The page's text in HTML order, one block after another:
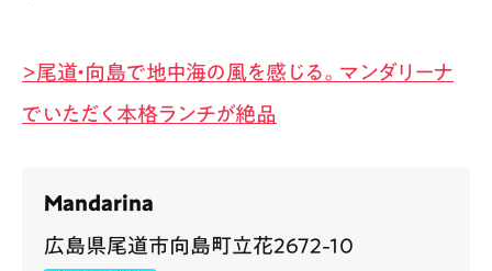
>尾道・向島で地中海の風を感じる。マンダリーナ
でいただく本格ランチが絶品
Mandarina
広島県尾道市向島町立花2672-10